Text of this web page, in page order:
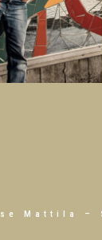
Mattila –